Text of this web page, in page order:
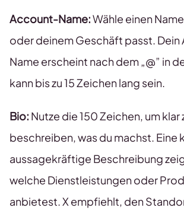
Account-Name:Wähle einen
oder deinem Geschäft passt.
Name erscheint nach dem „@” in
kann bis zu 15 Zeichen lang sein.
Bio: Nutze die 150 Zeichen, um klar
beschreiben, was du machst. Eine
aussagekräftige Beschreibung
welche Dienstleistungen oder
anbietest. X empfiehlt, den